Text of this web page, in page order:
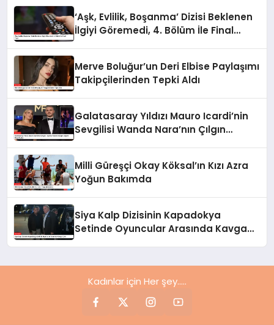
‘Aşk, Evlilik, Boşanma’ Dizisi Beklenen
İlgiyi Göremedi, 4. Bölüm İle Final
Merve Boluğur’un Deri Elbise Paylaşımı
Takipçilerinden Tepki Aldı
Galatasaray Yıldızı Mauro Icardi’nin
Sevgilisi Wanda Nara’nın Çılgın
Milli Güreşçi Okay Köksal’ın Kızı Azra
Yoğun Bakımda
Siya Kalp Dizisinin Kapadokya
Setinde Oyuncular Arasında Kavga
Kadınlar için Her şey.....